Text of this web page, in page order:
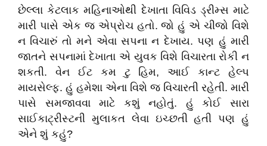
છેલ્લા કેટલાક મહિનાઓથી દેખાતા વિવિડ ડ્રીમ્સ માટે
મારી પાસે એક જ એપ્રોચ હતો. જો હું એ ચીજો વિશે
ન વિચારું તો મને એવા સપના ન દેખાય. પણ હું મારી
જાતને સપનામાં દેખાતા એ યુવક વિશે વિચારતા રોકી ન
શકતી. વેન ઈટ કમ ટુ હિમ, આઈ કાન્ટ હેલ્પ
માયસેલ્ફ. હું હમેશા એના વિશે જ વિચારતી રહેતી. મારી
પાસે સમજાવવા માટે કશું નહોતું. હું કોઈ સારા
સાઈકાટ્રીસ્ટની મુલાકત લેવા ઇચ્છતી હતી પણ હું
એને શું કહું?